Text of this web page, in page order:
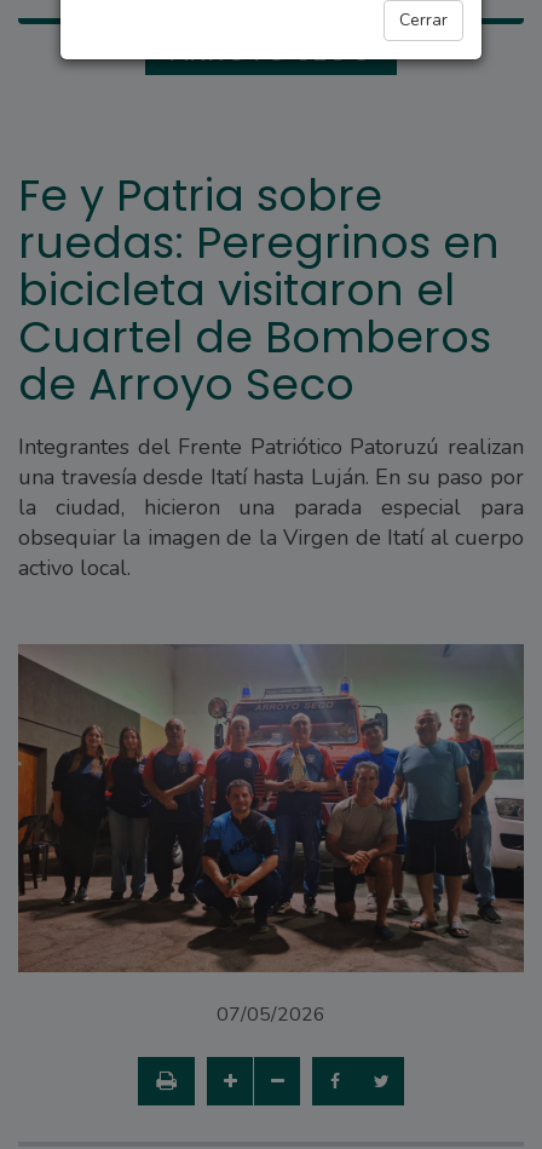
Cerrar
ARROYO SECO
Fe y Patria sobre
ruedas: Peregrinos en
bicicleta visitaron el
Cuartel de Bomberos
de Arroyo Seco
Integrantes del Frente Patriótico Patoruzú realizan
una travesía desde Itatí hasta Luján. En su paso por
la ciudad, hicieron una parada especial para
obsequiar la imagen de la Virgen de Itatí al cuerpo
activo local.
07/05/2026